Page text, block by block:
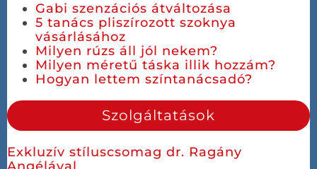
Gabi szenzációs átváltozása
5 tanács pliszírozott szoknya
vásárlásához
Milyen rúzs áll jól nekem?
Milyen méretű táska illik hozzám?
Hogyan lettem színtanácsadó?
Szolgáltatások
Exkluzív stíluscsomag dr. Ragány